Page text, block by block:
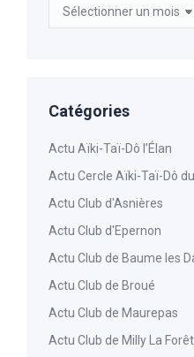
Archives
Catégories
Actu Aïki-Taï-Dô l’Élan
Actu Cercle Aïki-Taï-Dô
Actu Club d'Asnières
Actu Club d'Epernon
Actu Club de Baume les
Actu Club de Broué
Actu Club de Maurepas
Actu Club de Milly La Forêt